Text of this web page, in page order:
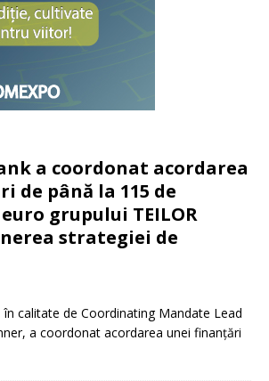
a coordonat acordarea
de până la 115 de
grupului TEILOR
strategiei de
în calitate de Coordinating Mandate Lead
a coordonat acordarea unei finanțări